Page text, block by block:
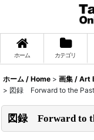
ホーム カテゴリ
ホーム / Home > 画集 / Art
> 図録 Forward to the
図録 Forward to